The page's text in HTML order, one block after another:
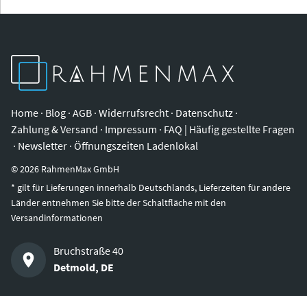
Home · Blog · AGB · Widerrufsrecht · Datenschutz ·
Zahlung & Versand · Impressum · FAQ | Häufig gestellte Fragen
· Newsletter · Öffnungszeiten Ladenlokal
©2026 RahmenMax GmbH
* gilt für Lieferungen innerhalb Deutschlands, Lieferzeiten für andere
Länder entnehmen Sie bitte der Schaltfläche mit den
Versandinformationen
Bruchstraße 40
Detmold, DE